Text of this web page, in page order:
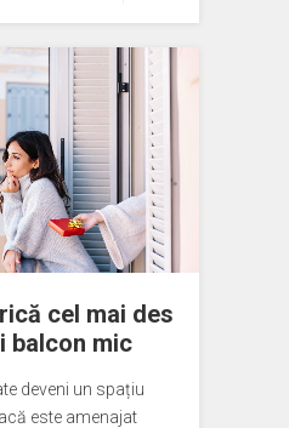
cel mai des
balcon mic
deveni un spațiu
este amenajat